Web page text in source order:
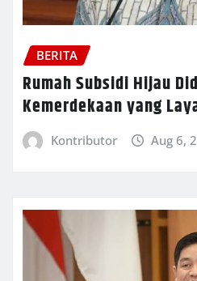
BERITA
Rumah Subsidi Hijau
Kemerdekaan yang
Kontributor Aug 6,